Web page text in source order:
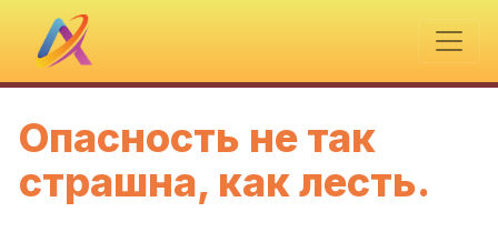
Опасность не так
страшна, как лесть.